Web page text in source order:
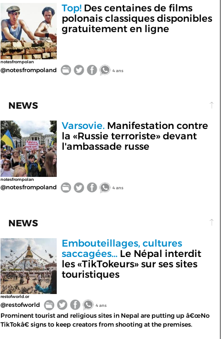
notesfrompolan
Top!Des centaines de films
polonais classiques disponibles
gratuitement en ligne
@notesfrompoland 4 ans
NEWS
notesfrompolan
Varsovie.Manifestation contre
la «Russie terroriste» devant
l'ambassade russe
@notesfrompoland 4 ans
NEWS
restofworld.or
Embouteillages, cultures
saccagées...Le Népal interdit
les «TikTokeurs» sur ses sites
touristiques
@restofworld 4 ans
Prominent tourist and religious sites in Nepal are putting up â€œNo
TikTokâ€ signs to keep creators from shooting at the premises.